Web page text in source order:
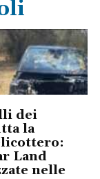
dei
la
Land
nelle